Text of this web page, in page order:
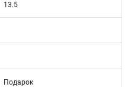
13.5
Подарок